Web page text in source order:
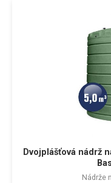
Dvojplášťová nádrž
Nádrže